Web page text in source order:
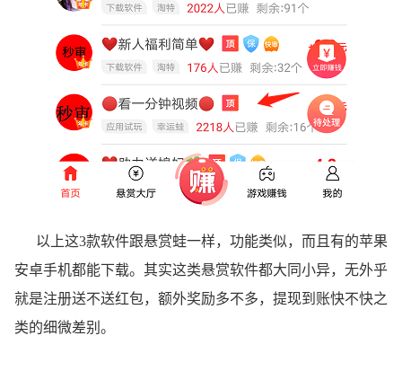
以上这3款软件跟悬赏蛙一样，功能类似，而且有的苹果
安卓手机都能下载。其实这类悬赏软件都大同小异，无外乎
就是注册送不送红包，额外奖励多不多，提现到账快不快之
类的细微差别。